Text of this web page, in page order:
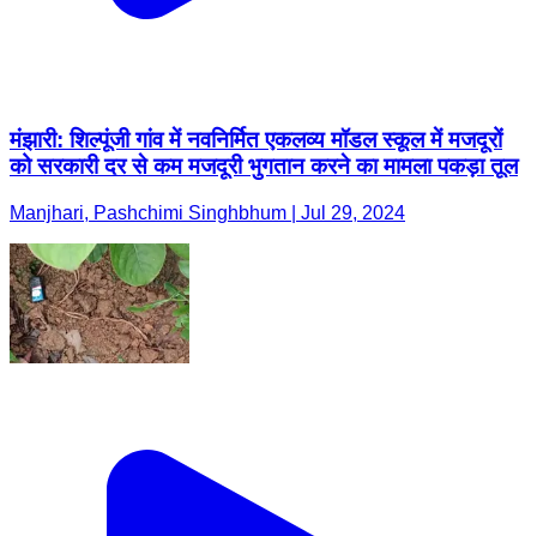
मंझारी: शिल्पूंजी गांव में नवनिर्मित एकलव्य मॉडल स्कूल में मजदूरों
को सरकारी दर से कम मजदूरी भुगतान करने का मामला पकड़ा तूल
Manjhari, Pashchimi Singhbhum | Jul 29, 2024